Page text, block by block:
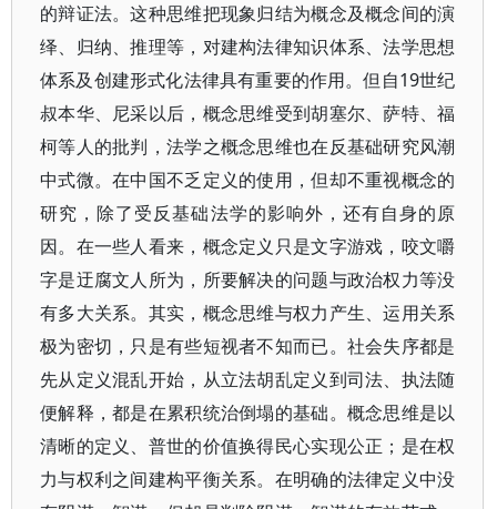
的辩证法。这种思维把现象归结为概念及概念间的演
绎、归纳、推理等，对建构法律知识体系、法学思想
体系及创建形式化法律具有重要的作用。但自19世纪
叔本华、尼采以后，概念思维受到胡塞尔、萨特、福
柯等人的批判，法学之概念思维也在反基础研究风潮
中式微。在中国不乏定义的使用，但却不重视概念的
研究，除了受反基础法学的影响外，还有自身的原
因。在一些人看来，概念定义只是文字游戏，咬文嚼
字是迂腐文人所为，所要解决的问题与政治权力等没
有多大关系。其实，概念思维与权力产生、运用关系
极为密切，只是有些短视者不知而已。社会失序都是
先从定义混乱开始，从立法胡乱定义到司法、执法随
便解释，都是在累积统治倒塌的基础。概念思维是以
清晰的定义、普世的价值换得民心实现公正；是在权
力与权利之间建构平衡关系。在明确的法律定义中没